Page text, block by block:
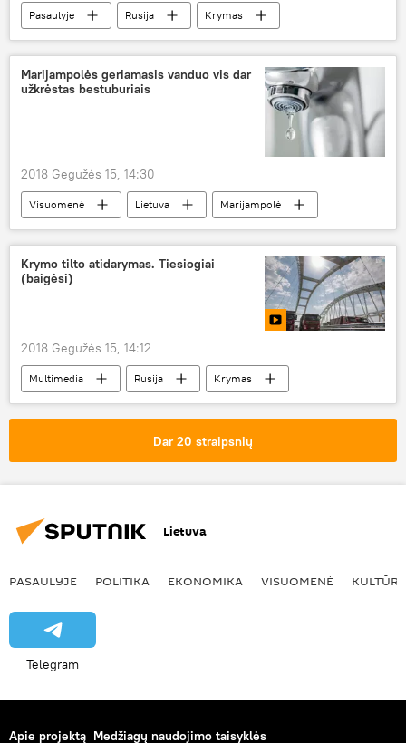
Pasaulyje Rusija
Krymas
Dmitrijus Peskovas
tiltas
Rusijos tiltas į Krymą
Marijampolės geriamasis vanduo vis dar
užkrėstas bestuburiais
2018 Gegužės 15, 14:30
Visuomenė Lietuva
Marijampolė
užkrėstas vanduo
Krymo tilto atidarymas. Tiesiogiai
(baigėsi)
2018 Gegužės 15, 14:12
Multimedia Rusija
Krymas
tiltas
Rusijos tiltas į Krymą
Dar 20 straipsnių
Lietuva
PASAULYJE POLITIKA EKONOMIKA VISUOMENĖ KULTŪRA
Telegram
Apie projektą Medžiagų naudojimo taisyklės